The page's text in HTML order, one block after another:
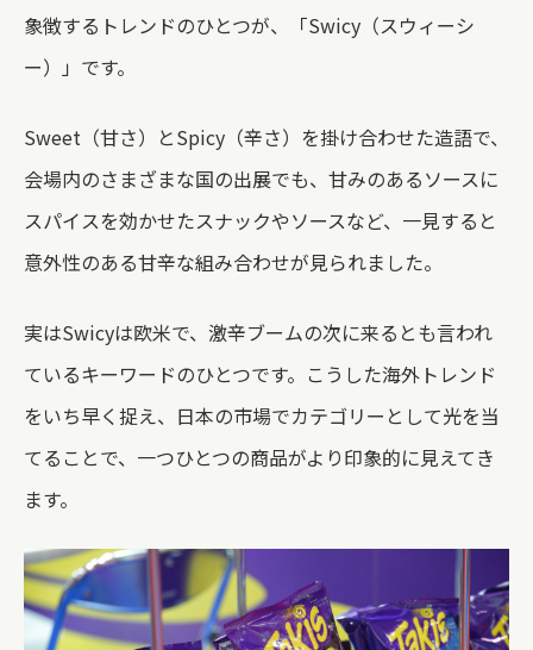
象徴するトレンドのひとつが、「Swicy（スウィーシ
ー）」です。
Sweet（甘さ）とSpicy（辛さ）を掛け合わせた造語で、
会場内のさまざまな国の出展でも、甘みのあるソースに
スパイスを効かせたスナックやソースなど、一見すると
意外性のある甘辛な組み合わせが見られました。
実はSwicyは欧米で、激辛ブームの次に来るとも言われ
ているキーワードのひとつです。こうした海外トレンド
をいち早く捉え、日本の市場でカテゴリーとして光を当
てることで、一つひとつの商品がより印象的に見えてき
ます。